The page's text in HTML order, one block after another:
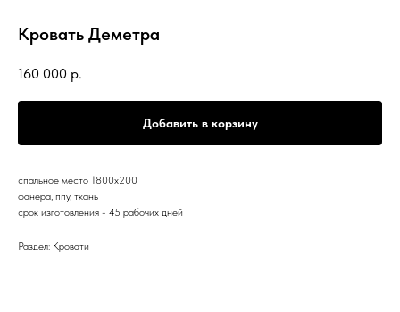
Кровать Деметра
160 000 р.
Добавить в корзину
спальное место 1800х200
фанера, ппу, ткань
срок изготовления - 45 рабочих дней
Раздел: Кровати